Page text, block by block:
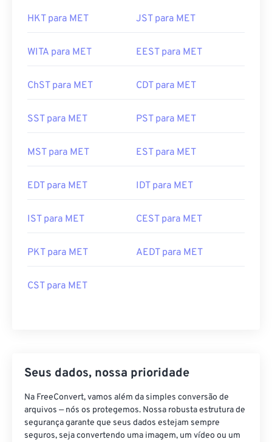
HKT para MET JST para MET
WITA para MET EEST para MET
ChST para MET CDT para MET
SST para MET PST para MET
MST para MET EST para MET
EDT para MET IDT para MET
IST para MET CEST para MET
PKT para MET AEDT para MET
CST para MET
Seus dados, nossa prioridade
Na FreeConvert, vamos além da simples conversão de
arquivos — nós os protegemos. Nossa robusta estrutura de
segurança garante que seus dados estejam sempre
seguros, seja convertendo uma imagem, um vídeo ou um